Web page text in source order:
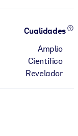
Cualidades
Amplio
Científico
Revelador